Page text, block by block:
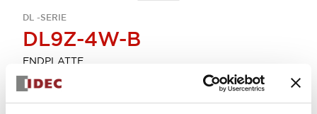
DL -SERIE
DL9Z-4W-B
ENDPLATTE